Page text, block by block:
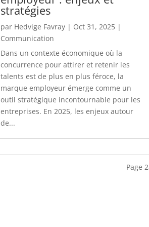
stratégies
par Hedvige Favray | Oct 31, 2025 |
Communication
Dans un contexte économique où la
concurrence pour attirer et retenir les
talents est de plus en plus féroce, la
marque employeur émerge comme un
outil stratégique incontournable pour les
entreprises. En 2025, les enjeux autour
de...
Page